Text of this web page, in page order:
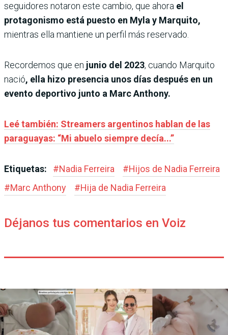
seguidores notaron este cambio, que ahora el
protagonismo está puesto en Myla y Marquito,
mientras ella mantiene un perfil más reservado.
Recordemos que en junio del 2023, cuando Marquito
nació, ella hizo presencia unos días después en un
evento deportivo junto a Marc Anthony.
Leé también: Streamers argentinos hablan de las
paraguayas: “Mi abuelo siempre decía...”
Etiquetas: #Nadia Ferreira #Hijos de Nadia Ferreira
#Marc Anthony #Hija de Nadia Ferreira
Déjanos tus comentarios en Voiz